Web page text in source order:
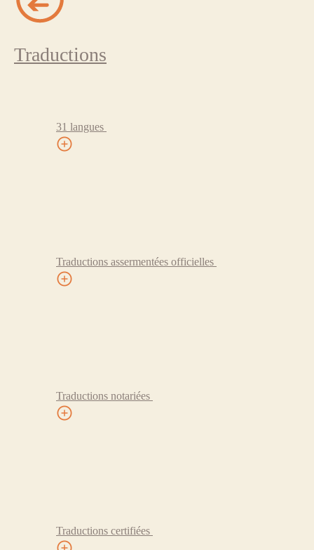
Traductions
31 langues
Traductions assermentées officielles
Traductions notariées
Traductions certifiées